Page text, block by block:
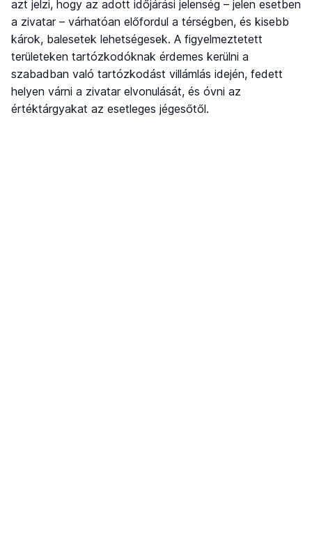
azt jelzi, hogy az adott időjárási jelenség – jelen esetben
a zivatar – várhatóan előfordul a térségben, és kisebb
károk, balesetek lehetségesek. A figyelmeztetett
területeken tartózkodóknak érdemes kerülni a
szabadban való tartózkodást villámlás idején, fedett
helyen várni a zivatar elvonulását, és óvni az
értéktárgyakat az esetleges jégesőtől.